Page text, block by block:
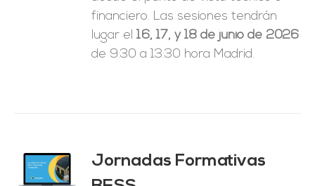
financiero. Las sesiones tendrán
lugar el16, 17, y 18 de junio de 2026
de 9:30 a 13:30 hora Madrid.
Jornadas Formativas